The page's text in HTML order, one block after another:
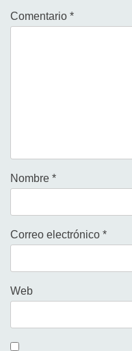
Comentario *
Nombre *
Correo electrónico *
Web